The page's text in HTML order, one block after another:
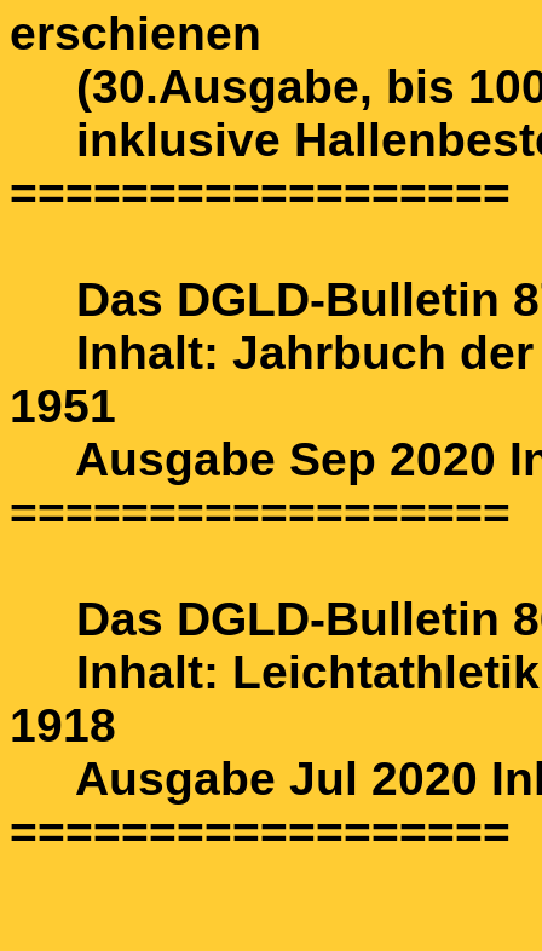
erschienen
(30.Ausgabe, bis
inklusive
==================
Das DGLD-Bulletin
Inhalt: Jahrbuch der
1951
Ausgabe Sep 2020
==================
Das DGLD-Bulletin
Inhalt: Leichtathletik
1918
Ausgabe Jul 2020
==================